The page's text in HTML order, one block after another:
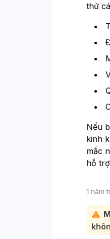
thử
Nếu
kinh
mắc
hỗ
1 năm